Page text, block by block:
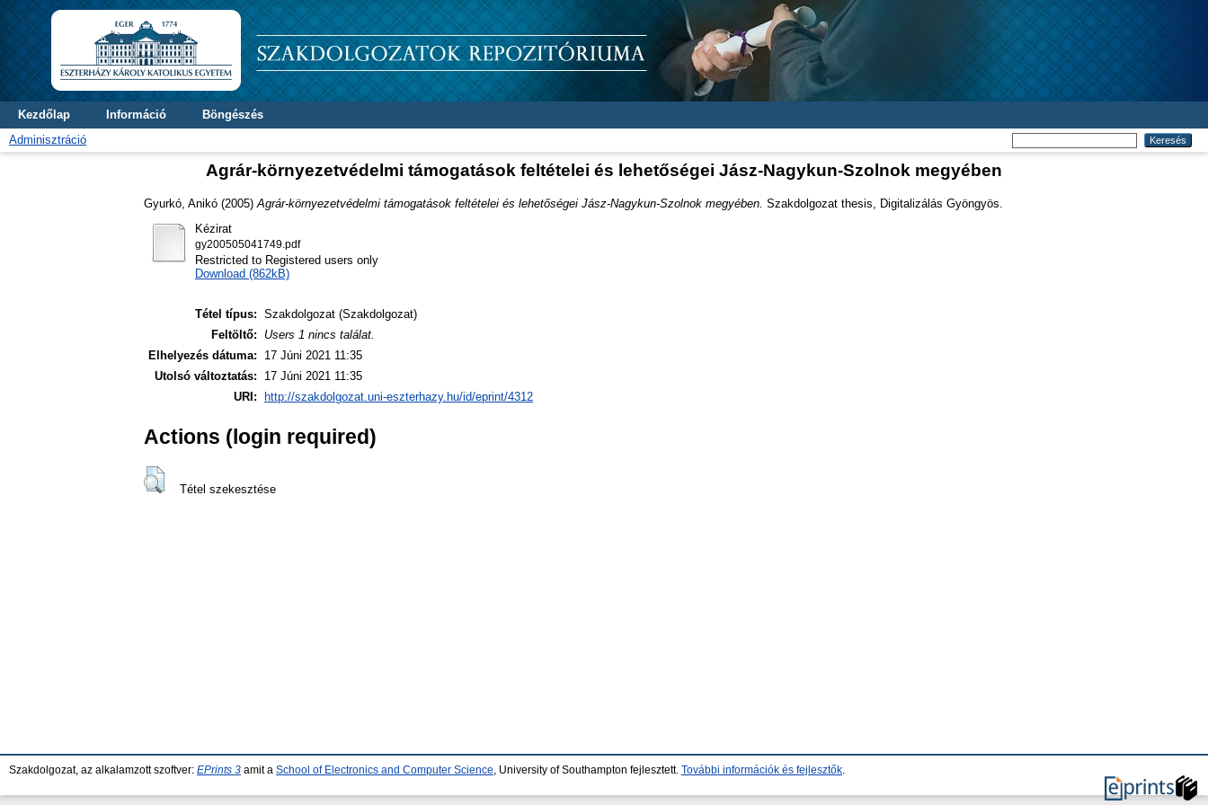
Kezdőlap Információ
Böngészés
Adminisztráció
Agrár-környezetvédelmi támogatások feltételei és lehetőségei Jász-Nagykun-Szolnok megyében
Gyurkó, Anikó (2005) Agrár-környezetvédelmi támogatások feltételei és lehetőségei Jász-Nagykun-Szolnok megyében. Szakdolgozat thesis, Digitalizálás Gyöngyös.
Kézirat
gy200505041749.pdf
Restricted to Registered users only
Download (862kB)
Tétel típus: Szakdolgozat (Szakdolgozat)
Feltöltő:
Users 1 nincs találat.
Elhelyezés dátuma:
17 Júni 2021 11:35
Utolsó változtatás:
17 Júni 2021 11:35
URI:
http://szakdolgozat.uni-eszterhazy.hu/id/eprint/4312
Actions (login required)
Tétel szekesztése
Szakdolgozat, az alkalamzott szoftver: EPrints 3 amit a School of Electronics and Computer Science , University of Southampton fejlesztett. További információk és fejlesztők